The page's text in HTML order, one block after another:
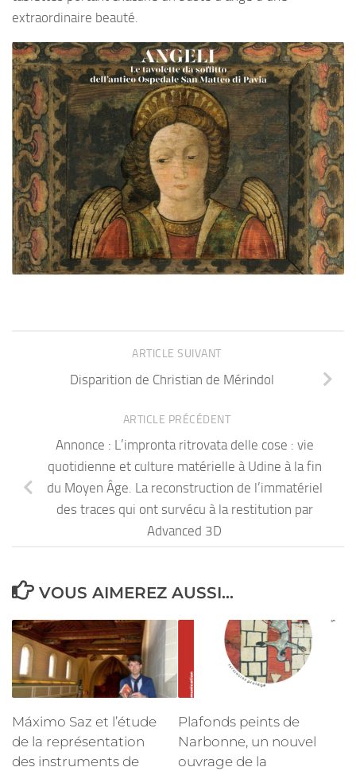
extraordinaire beauté.
ARTICLE SUIVANT
Disparition de Christian de Mérindol
ARTICLE PRÉCÉDENT
Annonce : L’impronta ritrovata delle cose : vie
quotidienne et culture matérielle à Udine à la fin
du Moyen Âge. La reconstruction de l’immatériel
des traces qui ont survécu à la restitution par
Advanced 3D
VOUS AIMEREZ AUSSI...
Máximo Saz et l’étude
de la représentation
des instruments de
Plafonds peints de
Narbonne, un nouvel
ouvrage de la